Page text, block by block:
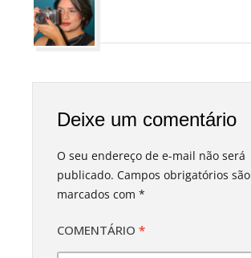
Deixe um comentário
O seu endereço de e-mail não será
publicado. Campos obrigatórios são
marcados com *
COMENTÁRIO *